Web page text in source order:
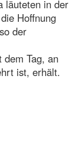
läuteten in der
Hoffnung
der
Tag, an
ist, erhält.